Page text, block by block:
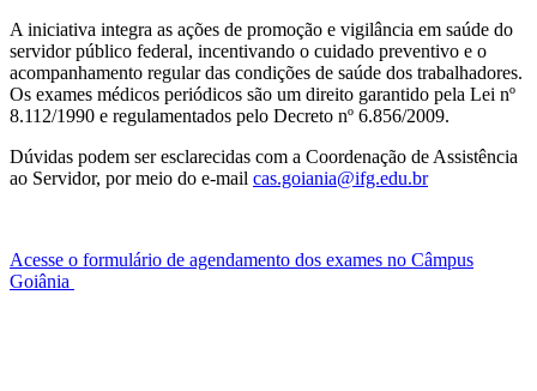
A iniciativa integra as ações de promoção e vigilância em saúde do
servidor público federal, incentivando o cuidado preventivo e o
acompanhamento regular das condições de saúde dos trabalhadores.
Os exames médicos periódicos são um direito garantido pela Lei nº
8.112/1990 e regulamentados pelo Decreto nº 6.856/2009.
Dúvidas podem ser esclarecidas com a Coordenação de Assistência
ao Servidor, por meio do e-mail cas.goiania@ifg.edu.br
Acesse o formulário de agendamento dos exames no Câmpus
Goiânia